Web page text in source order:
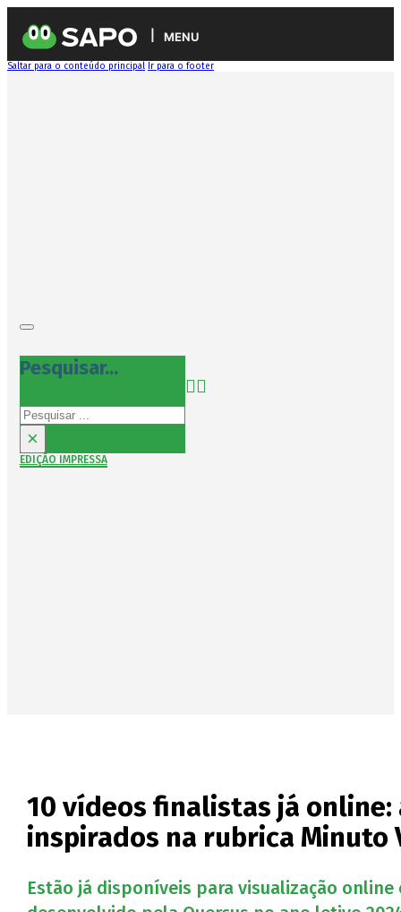
MENU
Saltar para o conteúdo principal Ir para o footer
Pesquisar...
Pesquisar
×
EDIÇÃO IMPRESSA
10 vídeos finalistas já
inspirados na rubrica Minuto
Estão já disponíveis para visualização online